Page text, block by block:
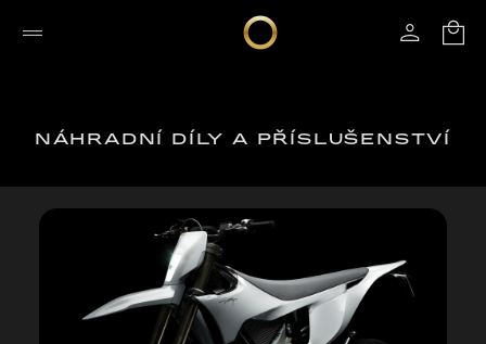
NÁHRADNÍ DÍLY A PŘÍSLUŠENSTVÍ